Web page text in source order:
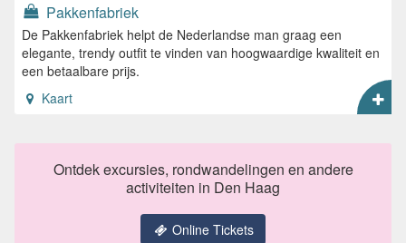
Pakkenfabriek
De Pakkenfabriek helpt de Nederlandse man graag een
elegante, trendy outfit te vinden van hoogwaardige kwaliteit en
een betaalbare prijs.
Kaart
Ontdek excursies, rondwandelingen en andere
activiteiten in Den Haag
Online Tickets